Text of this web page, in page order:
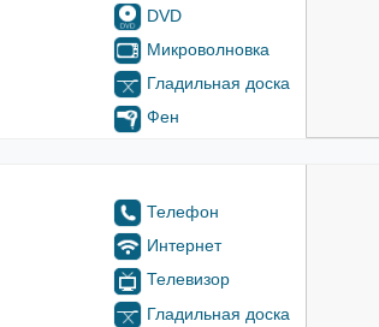
DVD
Микроволновка
Гладильная доска
Фен
Телефон
Интернет
Телевизор
Гладильная доска